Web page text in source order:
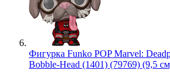
Фигурка Funko POP Marvel:
Bobble-Head (1401) (79769) (9,5